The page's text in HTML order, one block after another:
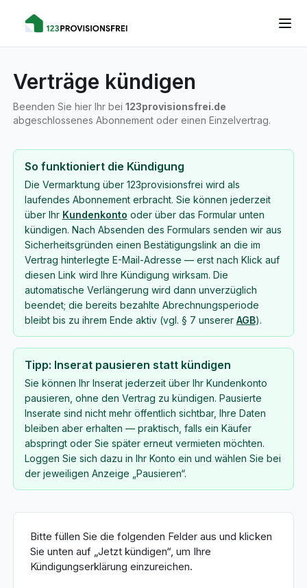
Verträge kündigen
Beenden Sie hier Ihr bei 123provisionsfrei.de
abgeschlossenes Abonnement oder einen Einzelvertrag.
So funktioniert die Kündigung
Die Vermarktung über 123provisionsfrei wird als
laufendes Abonnement erbracht. Sie können jederzeit
über Ihr Kundenkonto oder über das Formular unten
kündigen. Nach Absenden des Formulars senden wir aus
Sicherheitsgründen einen Bestätigungslink an die im
Vertrag hinterlegte E-Mail-Adresse — erst nach Klick auf
diesen Link wird Ihre Kündigung wirksam. Die
automatische Verlängerung wird dann unverzüglich
beendet; die bereits bezahlte Abrechnungsperiode
bleibt bis zu ihrem Ende aktiv (vgl. § 7 unserer AGB).
Tipp: Inserat pausieren statt kündigen
Sie können Ihr Inserat jederzeit über Ihr Kundenkonto
pausieren, ohne den Vertrag zu kündigen. Pausierte
Inserate sind nicht mehr öffentlich sichtbar, Ihre Daten
bleiben aber erhalten — praktisch, falls ein Käufer
abspringt oder Sie später erneut vermieten möchten.
Loggen Sie sich dazu in Ihr Konto ein und wählen Sie bei
der jeweiligen Anzeige „Pausieren“.
Bitte füllen Sie die folgenden Felder aus und klicken
Sie unten auf „Jetzt kündigen“, um Ihre
Kündigungserklärung einzureichen.